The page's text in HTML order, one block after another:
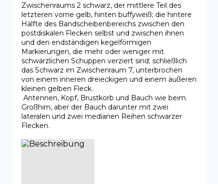
Zwischenraums 2 schwarz, der mittlere Teil des
letzteren vorne gelb, hinten buffyweiß; die hintere
Hälfte des Bandscheibenbereichs zwischen den
postdiskalen Flecken selbst und zwischen ihnen
und den endständigen kegelförmigen
Markierungen, die mehr oder weniger mit
schwärzlichen Schuppen verziert sind; schließlich
das Schwarz im Zwischenraum 7, unterbrochen
von einem inneren dreieckigen und einem äußeren
kleinen gelben Fleck.
Großhirn, aber der Bauch darunter mit zwei
lateralen und zwei medianen Reihen schwarzer
Flecken.